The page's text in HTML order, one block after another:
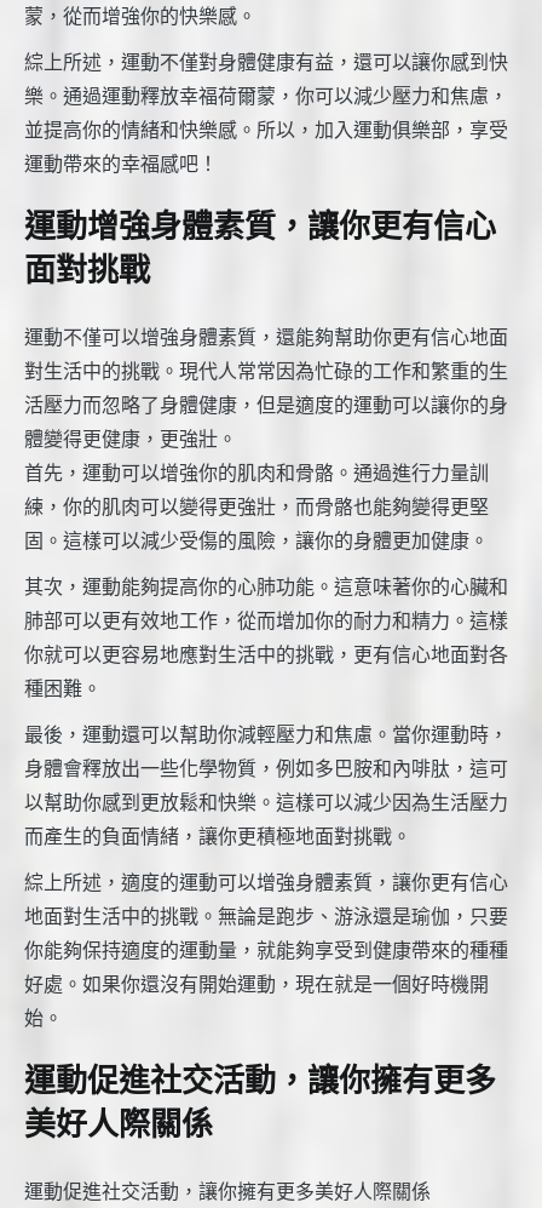
蒙，從而增強你的快樂感。
綜上所述，運動不僅對身體健康有益，還可以讓你感到快
樂。通過運動釋放幸福荷爾蒙，你可以減少壓力和焦慮，
並提高你的情緒和快樂感。所以，加入運動俱樂部，享受
運動帶來的幸福感吧！
運動增強身體素質，讓你更有信心
面對挑戰
運動不僅可以增強身體素質，還能夠幫助你更有信心地面
對生活中的挑戰。現代人常常因為忙碌的工作和繁重的生
活壓力而忽略了身體健康，但是適度的運動可以讓你的身
體變得更健康，更強壯。
首先，運動可以增強你的肌肉和骨骼。通過進行力量訓
練，你的肌肉可以變得更強壯，而骨骼也能夠變得更堅
固。這樣可以減少受傷的風險，讓你的身體更加健康。
其次，運動能夠提高你的心肺功能。這意味著你的心臟和
肺部可以更有效地工作，從而增加你的耐力和精力。這樣
你就可以更容易地應對生活中的挑戰，更有信心地面對各
種困難。
最後，運動還可以幫助你減輕壓力和焦慮。當你運動時，
身體會釋放出一些化學物質，例如多巴胺和內啡肽，這可
以幫助你感到更放鬆和快樂。這樣可以減少因為生活壓力
而產生的負面情緒，讓你更積極地面對挑戰。
綜上所述，適度的運動可以增強身體素質，讓你更有信心
地面對生活中的挑戰。無論是跑步、游泳還是瑜伽，只要
你能夠保持適度的運動量，就能夠享受到健康帶來的種種
好處。如果你還沒有開始運動，現在就是一個好時機開
始。
運動促進社交活動，讓你擁有更多
美好人際關係
運動促進社交活動，讓你擁有更多美好人際關係